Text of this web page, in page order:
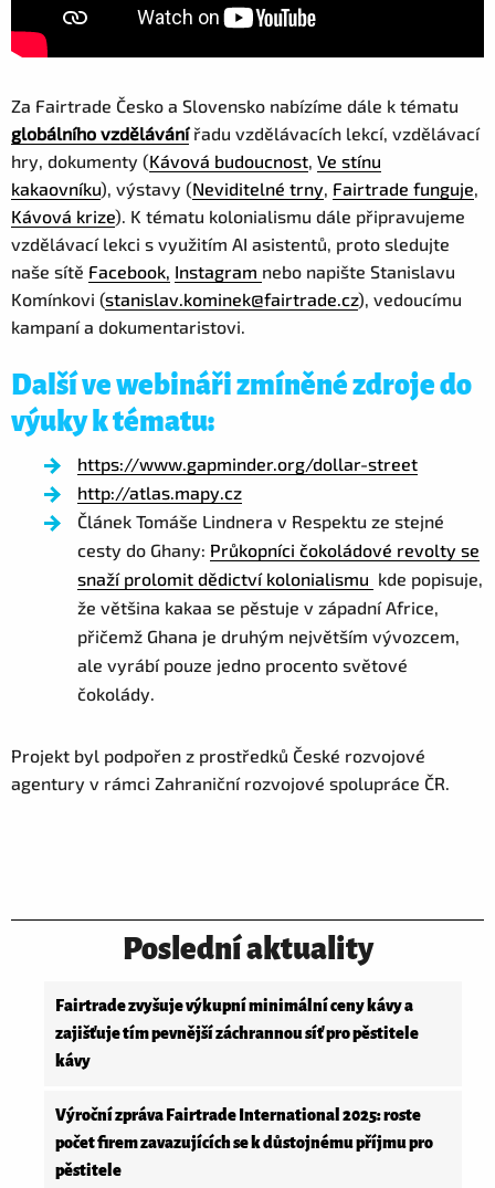
Poslední aktuality
Fairtrade zvyšuje výkupní minimální ceny kávy a
zajišťuje tím pevnější záchrannou síť pro pěstitele
kávy
Výroční zpráva Fairtrade International 2025: roste
počet firem zavazujících se k důstojnému příjmu pro
pěstitele
Za Fairtrade Česko a Slovensko nabízíme dále k tématu
globálního vzdělávání řadu vzdělávacích lekcí, vzdělávací
hry, dokumenty (Kávová budoucnost, Ve stínu
kakaovníku), výstavy (Neviditelné trny, Fairtrade funguje,
Kávová krize). K tématu kolonialismu dále připravujeme
vzdělávací lekci s využitím AI asistentů, proto sledujte
naše sítě Facebook, Instagram nebo napište Stanislavu
Komínkovi (stanislav.kominek@fairtrade.cz), vedoucímu
kampaní a dokumentaristovi.
Další ve webináři zmíněné zdroje do
výuky k tématu:
https://www.gapminder.org/dollar-street
http://atlas.mapy.cz
Článek Tomáše Lindnera v Respektu ze stejné
cesty do Ghany: Průkopníci čokoládové revolty se
snaží prolomit dědictví kolonialismu kde popisuje,
že většina kakaa se pěstuje v západní Africe,
přičemž Ghana je druhým největším vývozcem,
ale vyrábí pouze jedno procento světové
čokolády.
Projekt byl podpořen z prostředků České rozvojové
agentury v rámci Zahraniční rozvojové spolupráce ČR.